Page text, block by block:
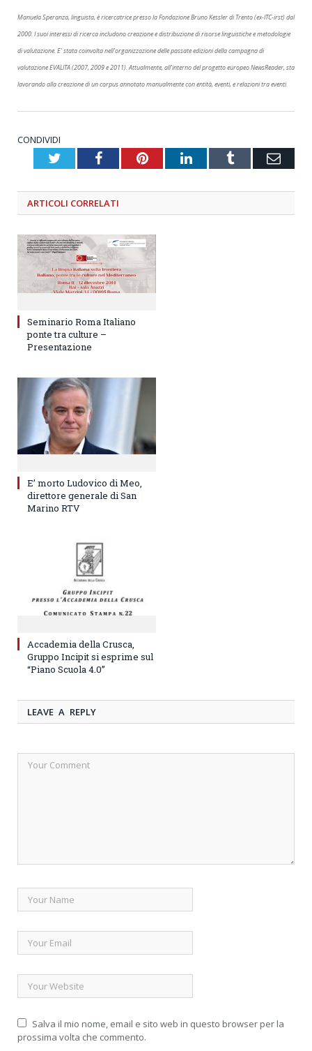
Manuela Speranza, linguista, è ricercatrice presso la Fondazione Bruno Kessler di Trento (ex-ITC-irst) dal
2000. I suoi interessi di ricerca includono creazione e distribuzione di risorse linguistiche e metodologie
di valutazione. E' stata coinvolta nell'organizzazione delle passate edizioni della campagna di
valutazione EVALITA (2007, 2009 e 2011). Attualmente, all'interno del progetto europeo NewsReader, sta
lavorando alla creazione di un corpus annotato manualmente con entità, eventi, e relazioni tra eventi.
CONDIVIDI
TwitterFacebookPinterestLinkedInTumblr
ARTICOLI CORRELATI
Seminario Roma Italiano
ponte tra culture –
Presentazione
E’ morto Ludovico di Meo,
direttore generale di San
Marino RTV
Accademia della Crusca,
Gruppo Incipit si esprime sul
“Piano Scuola 4.0”
LEAVE A REPLY
Salva il mio nome, email e sito web in questo browser per la
prossima volta che commento.